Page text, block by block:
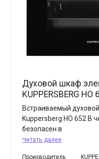
Духовой шкаф
KUPPERSBERG HO
Встраиваемый
Kuppersberg HO 652 B
безопасен в
Читать далее
Производитель